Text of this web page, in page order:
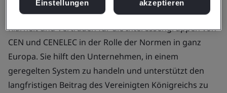
Die Fortsetzung der Mitgliedschaft von BSI schafft
Klarheit und Vertrauen für die Interessengruppen von
CEN und CENELEC in der Rolle der Normen in ganz
Europa. Sie hilft den Unternehmen, in einem
geregelten System zu handeln und unterstützt den
langfristigen Beitrag des Vereinigten Königreichs zu
Einstellungen
akzeptieren